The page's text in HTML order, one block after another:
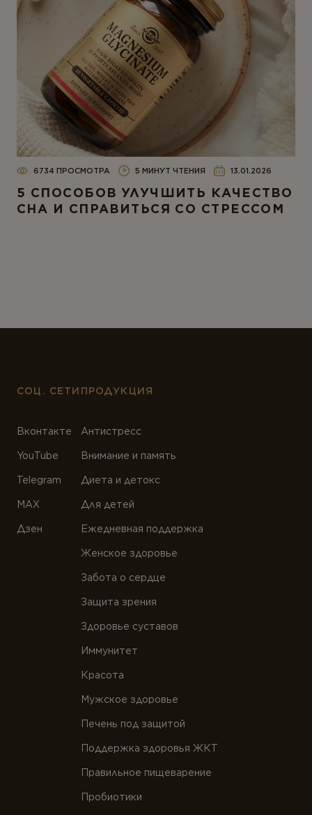
6734 ПРОСМОТРА 5 МИНУТ ЧТЕНИЯ 13.01.2026
5 СПОСОБОВ УЛУЧШИТЬ КАЧЕСТВО
СНА И СПРАВИТЬСЯ СО СТРЕССОМ
СОЦ. СЕТИ
Вконтакте
YouTube
Telegram
MAX
Дзен
ПРОДУКЦИЯ
Антистресс
Внимание и память
Диета и детокс
Для детей
Ежедневная поддержка
Женское здоровье
Забота о сердце
Защита зрения
Здоровье суставов
Иммунитет
Красота
Мужское здоровье
Печень под защитой
Поддержка здоровья ЖКТ
Правильное пищеварение
Пробиотики